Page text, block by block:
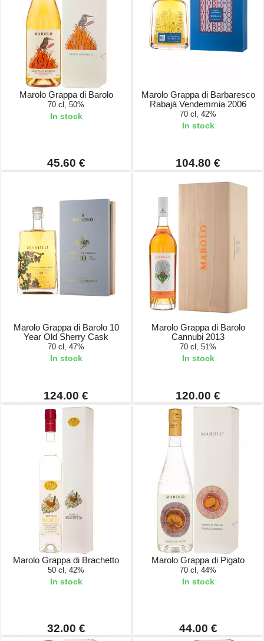
Marolo Grappa di Barolo
70 cl, 50%
In stock
45.60 €
Marolo Grappa di Barbaresco
Rabajà Vendemmia 2006
70 cl, 42%
In stock
104.80 €
Marolo Grappa di Barolo 10
Year Old Sherry Cask
70 cl, 47%
In stock
124.00 €
Marolo Grappa di Barolo
Cannubi 2013
70 cl, 51%
In stock
120.00 €
Marolo Grappa di Brachetto
50 cl, 42%
In stock
32.00 €
Marolo Grappa di Pigato
70 cl, 44%
In stock
44.00 €